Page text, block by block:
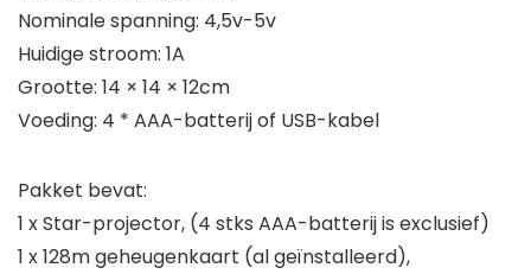
Nominale spanning: 4,5v-5v
Huidige stroom: 1A
Grootte: 14 × 14 × 12cm
Voeding: 4 * AAA-batterij of USB-kabel
Pakket bevat:
1 x Star-projector, (4 stks AAA-batterij is exclusief)
1 x 128m geheugenkaart (al geïnstalleerd),